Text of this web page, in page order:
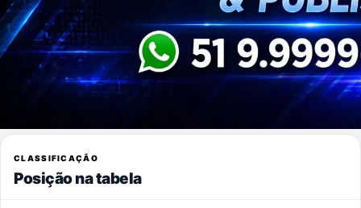
CLASSIFICAÇÃO
Posição na tabela